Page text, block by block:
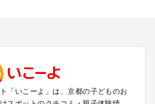
ールお出かけ
け
プールお出かけ
「いこーよ」は、京都の子どものお